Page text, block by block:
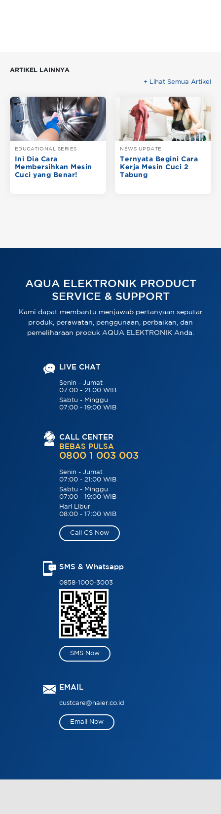
ARTIKEL LAINNYA
+ Lihat Semua Artikel
EDUCATIONAL SERIES
Ini Dia Cara
Membersihkan Mesin
Cuci yang Benar!
NEWS UPDATE
Ternyata Begini Cara
Kerja Mesin Cuci 2
Tabung
AQUA ELEKTRONIK PRODUCT
SERVICE & SUPPORT
Kami dapat membantu menjawab pertanyaan seputar
produk, perawatan, penggunaan, perbaikan, dan
pemeliharaan produk AQUA ELEKTRONIK Anda.
LIVE CHAT
Senin - Jumat
07:00 - 21:00 WIB
Sabtu - Minggu
07:00 - 19:00 WIB
CALL CENTER
BEBAS PULSA
0800 1 003 003
Senin - Jumat
07:00 - 21:00 WIB
Sabtu - Minggu
07:00 - 19:00 WIB
Hari Libur
08:00 - 17:00 WIB
Call CS Now
SMS & Whatsapp
0858-1000-3003
SMS Now
EMAIL
custcare@haier.co.id
Email Now